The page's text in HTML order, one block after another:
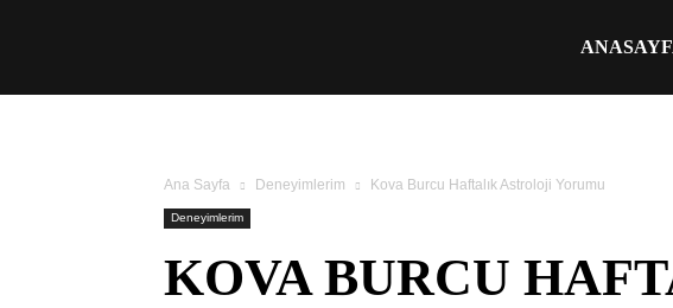
Ana Sayfa Deneyimlerim Kova Burcu Haftalık Astroloji Yorumu
Deneyimlerim
KOVA BURCU